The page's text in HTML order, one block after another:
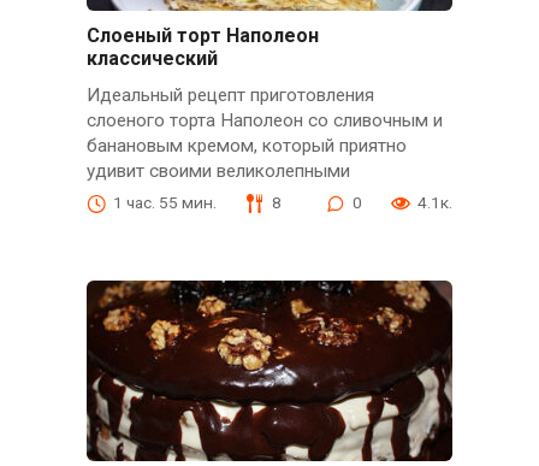
Слоеный торт Наполеон
классический
Идеальный рецепт приготовления
слоеного торта Наполеон со сливочным и
банановым кремом, который приятно
удивит своими великолепными
1 час. 55 мин. 8 0 4.1к.